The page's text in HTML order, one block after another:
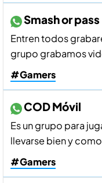
Smash or pass
Entren todos
grupo grabamos
#Gamers
COD Móvil
Es un grupo para
llevarse bien y
#Gamers